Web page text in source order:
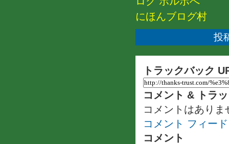
にほんブログ村
投
トラックバック
コメント & トラ
コメントはありま
コメント フィード
コメント